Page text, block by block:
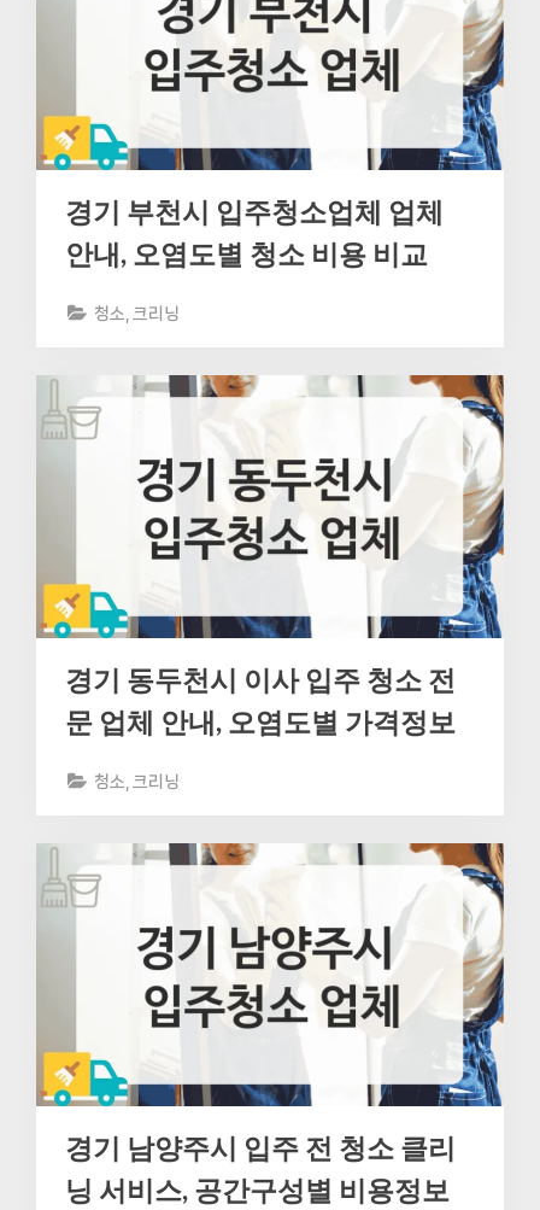
경기 부천시 입주청소업체 업체
안내, 오염도별 청소 비용 비교
청소, 크리닝
경기 동두천시 이사 입주 청소 전
문 업체 안내, 오염도별 가격정보
청소, 크리닝
경기 남양주시 입주 전 청소 클리
닝 서비스, 공간구성별 비용정보